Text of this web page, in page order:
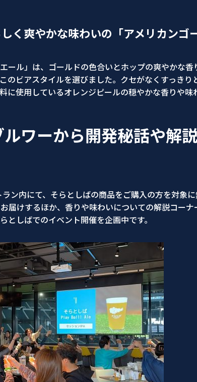
く爽やかな味わいの「アメリカンゴ
エール」は、ゴールドの色合いとホップの爽やかな
のビアスタイルを選びました。クセがなくすっき
に使用しているオレンジピールの穏やかな香りや味
ワーから開発秘話や解
ン内にて、そらとしばの商品をご購入の方を対象
届けするほか、香りや味わいについての解説コー
としばでのイベント開催を企画中です。